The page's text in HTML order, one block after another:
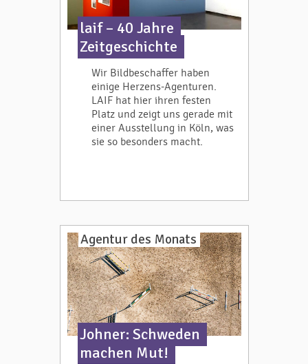
laif – 40 Jahre
Zeitgeschichte
Wir Bildbeschaffer haben
einige Herzens-Agenturen.
LAIF hat hier ihren festen
Platz und zeigt uns gerade mit
einer Ausstellung in Köln, was
sie so besonders macht.
Agentur des Monats
Johner: Schweden
machen Mut!